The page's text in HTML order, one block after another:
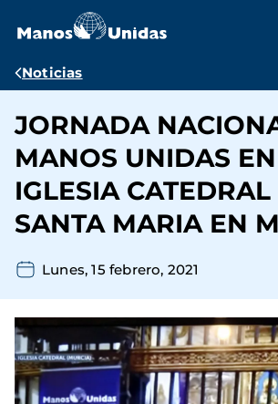
contenido
Ruta
navegación
Noticias
JORNADA
MANOS UNIDAS
IGLESIA CATEDRAL
SANTA MARIA EN
Lunes, 15 febrero, 2021